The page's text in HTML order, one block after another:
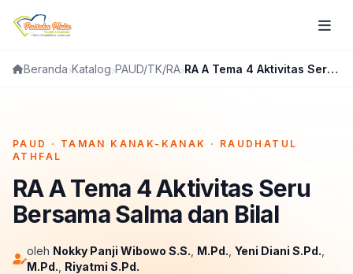
Beranda Katalog PAUD/TK/RA RA A Tema 4 Aktivitas Seru Bersama Salma dan Bilal
PAUD · TAMAN KANAK-KANAK · RAUDHATUL
ATHFAL
RA A Tema 4 Aktivitas Seru
Bersama Salma dan Bilal
oleh Nokky Panji Wibowo S.S. M.Pd. Yeni Diani S.Pd.
M.Pd. Riyatmi S.Pd.